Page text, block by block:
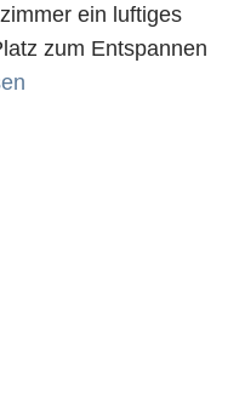
ein luftiges
zum Entspannen